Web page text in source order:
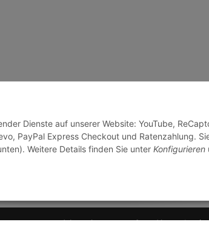
© J+A Handels GmbH Perfected byDreizack
Dienste auf unserer Website: YouTube,
PayPal Express Checkout und Ratenzahlung.
Weitere Details finden Sie unter Konfigurieren